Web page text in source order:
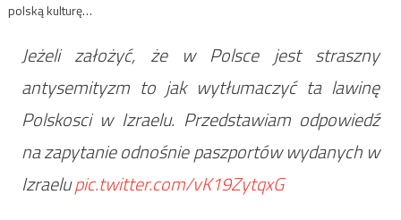
polską kulturę…
Jeżeli założyć, że w Polsce jest straszny
antysemityzm to jak wytłumaczyć ta lawinę
Polskosci w Izraelu. Przedstawiam odpowiedź
na zapytanie odnośnie paszportów wydanych w
Izraelupic.twitter.com/vK19ZytqxG